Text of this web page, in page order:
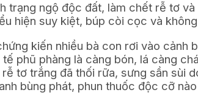
ngộ độc đất, làm chết rễ tơ
hiện suy kiệt, búp còi cọc và
kiến nhiều bà con rơi vào cảnh
phũ phàng là càng bón, lá càng
tơ trắng đã thối rữa, sưng sần sùi
bùng phát, phun thuốc độc cỡ